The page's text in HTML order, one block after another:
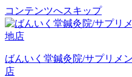
コンテンツへスキップ
ばんいく堂鍼灸院/サプリメ
店